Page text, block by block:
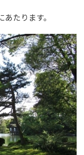
たります。